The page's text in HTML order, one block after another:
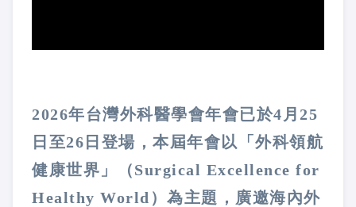
2026年台灣外科醫學會年會已於4月25
日至26日登場，本屆年會以「外科領航
健康世界」（Surgical Excellence for
Healthy World）為主題，廣邀海內外